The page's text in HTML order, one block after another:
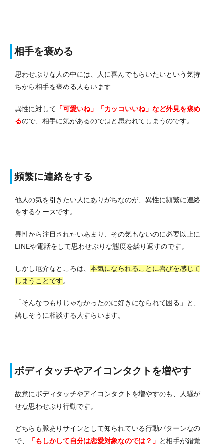
相手を褒める
思わせぶりな人の中には、人に喜んでもらいたいという気持
ちから相手を褒める人もいます
異性に対して 「可愛いね」「カッコいいね」など外見を褒め
るので、相手に気があるのではと思われてしまうのです。
頻繁に連絡をする
他人の気を引きたい人にありがちなのが、異性に頻繁に連絡
をするケースです。
異性から注目されたいあまり、その気もないのに必要以上に
LINEや電話をして思わせぶりな態度を繰り返すのです。
しかし厄介なところは、 本気になられることに喜びを感じて
しまうことです。
「そんなつもりじゃなかったのに好きになられて困る」と、
嬉しそうに相談する人すらいます。
ボディタッチやアイコンタクトを増やす
故意にボディタッチやアイコンタクトを増やすのも、人騒が
せな思わせぶり行動です。
どちらも脈ありサインとして知られている行動パターンなの
で、
「もしかして自分は恋愛対象なのでは？」 と相手が錯覚